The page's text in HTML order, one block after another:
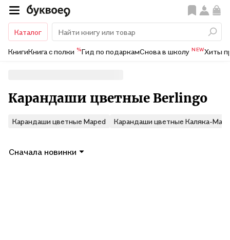
Каталог
КнигиКнига с полки %Гид по подаркамСнова в школу NEWХиты
Карандаши цветные Berlingo
Карандаши цветные Maped Карандаши цветные Каляка-
Показать ещё
Сначала новинки